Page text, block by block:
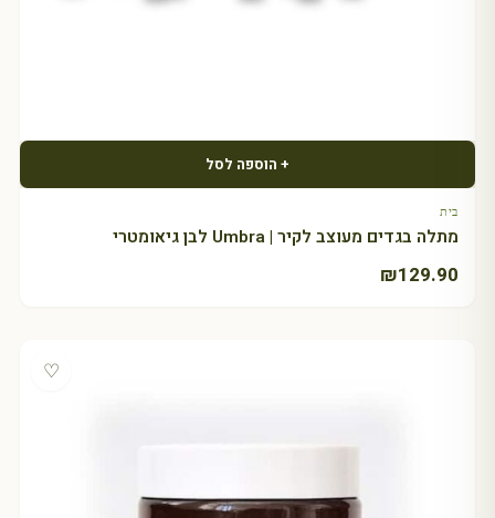
+ הוספה לסל
בית
מתלה בגדים מעוצב לקיר | Umbra לבן גיאומטרי
₪129.90
♡